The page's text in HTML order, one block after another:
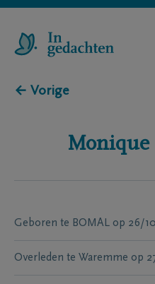
← Vorige
Monique
Geboren te BOMAL op 26/
Overleden te Waremme op